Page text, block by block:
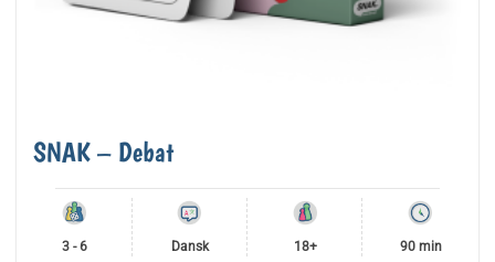
SNAK – Debat
3 - 6 Dansk 18+ 90 min